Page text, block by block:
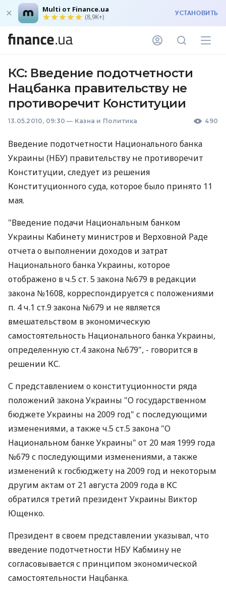
Multi от Finance.ua
(8,9K+) УСТАНОВИТЬ
КС: Введение подотчетности
Нацбанка правительству не
противоречит Конституции
13.05.2010, 09:30 — Казна и Политика 490
Введение подотчетности Национального банка
Украины (НБУ) правительству не противоречит
Конституции, следует из решения
Конституционного суда, которое было принято 11
мая.
"Введение подачи Национальным банком
Украины Кабинету министров и Верховной Раде
отчета о выполнении доходов и затрат
Национального банка Украины, которое
отображено в ч.5 ст. 5 закона №679 в редакции
закона №1608, корреспондируется с положениями
п. 4 ч.1 ст.9 закона №679 и не является
вмешательством в экономическую
самостоятельность Национального банка Украины,
определенную ст.4 закона №679", - говорится в
решении КС.
С представлением о конституционности ряда
положений закона Украины "О государственном
бюджете Украины на 2009 год" с последующими
изменениями, а также ч.5 ст.5 закона "О
Национальном банке Украины" от 20 мая 1999 года
№679 с последующими изменениями, а также
изменений к госбюджету на 2009 год и некоторым
другим актам от 21 августа 2009 года в КС
обратился третий президент Украины Виктор
Ющенко.
Президент в своем представлении указывал, что
введение подотчетности НБУ Кабмину не
согласовывается с принципом экономической
самостоятельности Нацбанка.